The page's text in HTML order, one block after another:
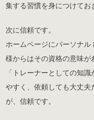
集する習慣を身につけてお
次に信頼です。
ホームページにパーソナ
様からはその資格の意味が
「トレーナーとしての知
やすく、依頼しても大丈
が、信頼です。